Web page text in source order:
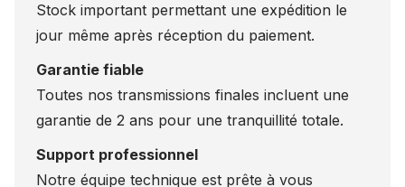
Stock important permettant une expédition le
jour même après réception du paiement.
Garantie fiable
Toutes nos transmissions finales incluent une
garantie de 2 ans pour une tranquillité totale.
Support professionnel
Notre équipe technique est prête à vous